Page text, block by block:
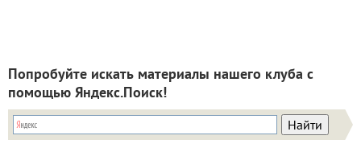
Попробуйте искать материалы нашего клуба с
помощью Яндекс.Поиск!